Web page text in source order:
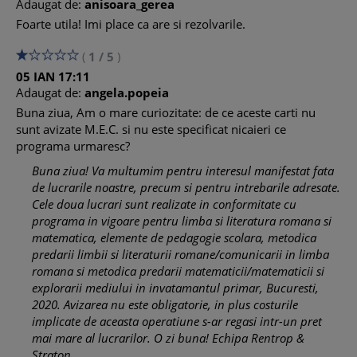
prin mesaje scurte
Elemente de pedagogie: Eseu despre predare – ca activitate
de organizare si conducere a situatiilor de invatare
Testul nr. 4 . . . . . . . . . . . . . . . . . . . . . . . . . . . . . . . . . . . . . . . . . .
. . . . . 18
Literatura: Ion, de Liviu Rebreanu – particularitatile de
constructie ale unui personaj
Metodica CLR/LLR: Participarea cu interes la dialoguri
simple, in diferite contexte de comunicare
Elemente de pedagogie: Eseu despre taxonomia finalitatilor
educatiei, gandita pentru buna functionare a procesului de
invatamant
Testul nr. 5 . . . . . . . . . . . . . . . . . . . . . . . . . . . . . . . . . . . . . . . . . .
. . . . . 21
Literatura: Ultima noapte de dragoste, intaia noapte de
razboi, de Camil Petrescu – evolutia relatiei dintre doua
personaje
Metodica CLR/LLR: Identificarea mesajului unui scurt text ce
prezinta intamplari, fenomene, evenimente familiare
Adaugat de: anisoara_gerea
Foarte utila! Imi place ca are si rezolvarile.
( 1 / 5 )
05 IAN 17:11
Adaugat de: angela.popeia
Buna ziua, Am o mare curiozitate: de ce aceste carti nu
sunt avizate M.E.C. si nu este specificat nicaieri ce
programa urmaresc?
Buna ziua! Va multumim pentru interesul manifestat fata
de lucrarile noastre, precum si pentru intrebarile adresate.
Cele doua lucrari sunt realizate in conformitate cu
programa in vigoare pentru limba si literatura romana si
matematica, elemente de pedagogie scolara, metodica
predarii limbii si literaturii romane/comunicarii in limba
romana si metodica predarii matematicii/matematicii si
explorarii mediului in invatamantul primar, Bucuresti,
2020. Avizarea nu este obligatorie, in plus costurile
implicate de aceasta operatiune s-ar regasi intr-un pret
mai mare al lucrarilor. O zi buna! Echipa Rentrop &